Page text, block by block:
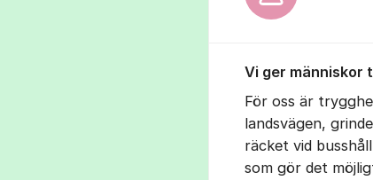
Vi ger människor
För oss är
landsvägen,
räcket vid
som gör det